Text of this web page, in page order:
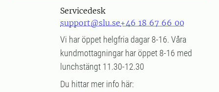
Servicedesk
support@slu.se+46 18 67 66 00
Vi har öppet helgfria dagar 8-16. Våra
kundmottagningar har öppet 8-16 med
lunchstängt 11.30-12.30
Du hittar mer info här: